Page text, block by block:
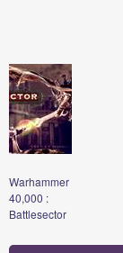
Warhammer
40,000 :
Battlesector